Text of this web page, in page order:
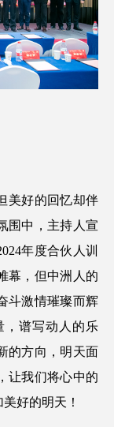
美好的回忆却伴
围中，主持人宣
年度合伙人训
幕，但中洲人的
斗激情璀璨而辉
，谱写动人的乐
的方向，明天面
让我们将心中的
好的明天！